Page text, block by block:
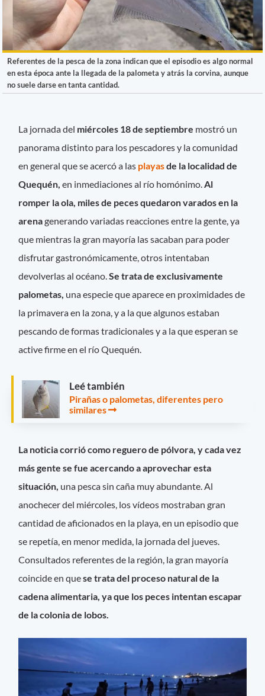
Referentes de la pesca de la zona indican que el episodio es algo normal
en esta época ante la llegada de la palometa y atrás la corvina, aunque
no suele darse en tanta cantidad.
La jornada del miércoles 18 de septiembre mostró un
panorama distinto para los pescadores y la comunidad
en general que se acercó a las playasde la localidad de
Quequén, en inmediaciones al río homónimo. Al
romper la ola, miles de peces quedaron varados en la
arenagenerando variadas reacciones entre la gente, ya
que mientras la gran mayoría las sacaban para poder
disfrutar gastronómicamente, otros intentaban
devolverlas al océano. Se trata de exclusivamente
palometas, una especie que aparece en proximidades de
la primavera en la zona, y a la que algunos estaban
pescando de formas tradicionales y a la que esperan se
active firme en el río Quequén.
Leé también
Pirañas o palometas, diferentes pero
similares
La noticia corrió como reguero de pólvora, y cada vez
más gente se fue acercando a aprovechar esta
situación, una pesca sin caña muy abundante. Al
anochecer del miércoles, los vídeos mostraban gran
cantidad de aficionados en la playa, en un episodio que
se repetía, en menor medida, la jornada del jueves.
Consultados referentes de la región, la gran mayoría
coincide en quese trata del proceso natural de la
cadena alimentaria, ya que los peces intentan escapar
de la colonia de lobos.